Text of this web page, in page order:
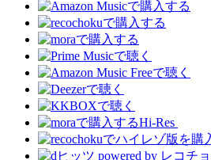
Hi-Res